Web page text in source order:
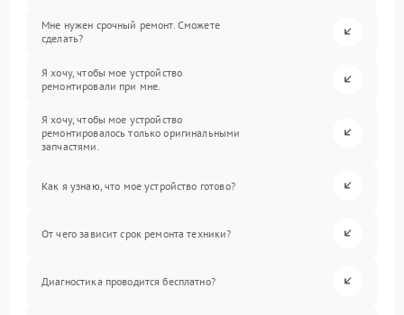
Мне нужен срочный ремонт. Сможете
сделать?
Я хочу, чтобы мое устройство
ремонтировали при мне.
Я хочу, чтобы мое устройство
ремонтировалось только оригинальными
запчастями.
Как я узнаю, что мое устройство готово?
От чего зависит срок ремонта техники?
Диагностика проводится бесплатно?